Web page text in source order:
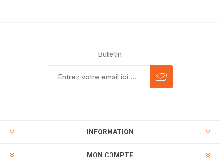
Bulletin
INFORMATION
MON COMPTE